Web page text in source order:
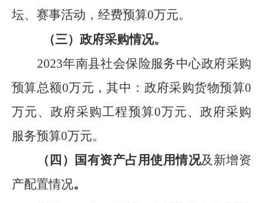
坛、赛事活动，经费预算0万元。
（三）政府采购情况。
2023年南县社会保险服务中心政府采购
预算总额0万元，其中：政府采购货物预算0
万元、政府采购工程预算0万元、政府采购
服务预算0万元。
（四）国有资产占用使用情况及新增资
产配置情况。